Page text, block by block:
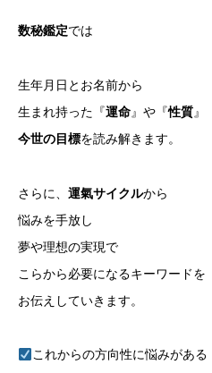
数秘鑑定では
生年月日とお名前から
生まれ持った『運命』や『性質』
今世の目標を読み解きます。
さらに、 運氣サイクルから
悩みを手放し
夢や理想の実現で
こらから必要になるキーワードを
お伝えしていきます。
これからの方向性に悩みがある